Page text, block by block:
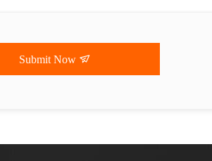
Submit Now